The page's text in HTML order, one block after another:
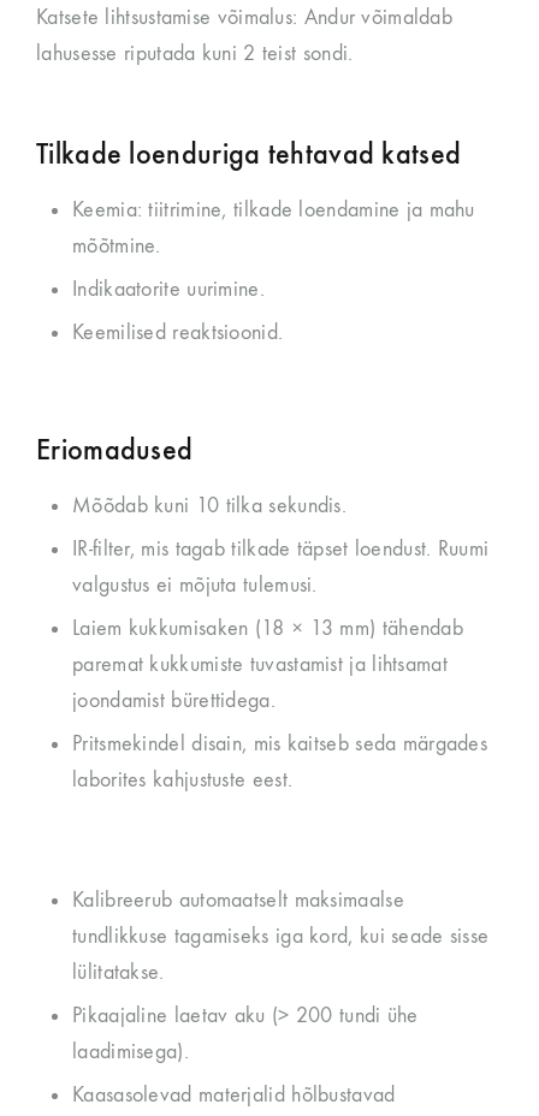
Katsete lihtsustamise võimalus: Andur võimaldab
lahusesse riputada kuni 2 teist sondi.
Tilkade loenduriga tehtavad katsed
Keemia: tiitrimine, tilkade loendamine ja mahu
mõõtmine.
Indikaatorite uurimine.
Keemilised reaktsioonid.
Eriomadused
Mõõdab kuni 10 tilka sekundis.
IR-filter, mis tagab tilkade täpset loendust. Ruumi
valgustus ei mõjuta tulemusi.
Laiem kukkumisaken (18 × 13 mm) tähendab
paremat kukkumiste tuvastamist ja lihtsamat
joondamist bürettidega.
Pritsmekindel disain, mis kaitseb seda märgades
laborites kahjustuste eest.
Kalibreerub automaatselt maksimaalse
tundlikkuse tagamiseks iga kord, kui seade sisse
lülitatakse.
Pikaajaline laetav aku (> 200 tundi ühe
laadimisega).
Kaasasolevad materjalid hõlbustavad